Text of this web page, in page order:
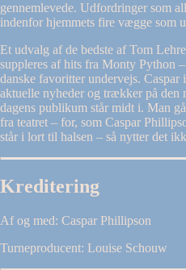
gennemlevede. Udfordringer som
indenfor hjemmets fire vægge som
Et udvalg af de bedste af Tom
suppleres af hits fra Monty Python
danske favoritter undervejs. Caspar
aktuelle nyheder og trækker på den
dagens publikum står midt i. Man
fra teatret – for, som Caspar
står i lort til halsen – så nytter det
Kreditering
Af og med: Caspar Phillipson
Turneproducent: Louise Schouw